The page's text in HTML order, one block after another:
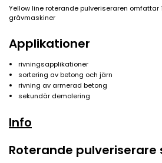
Yellow line roterande pulveriseraren omfattar
grävmaskiner
Applikationer
rivningsapplikationer
sortering av betong och järn
rivning av armerad betong
sekundär demolering
Info
Roterande